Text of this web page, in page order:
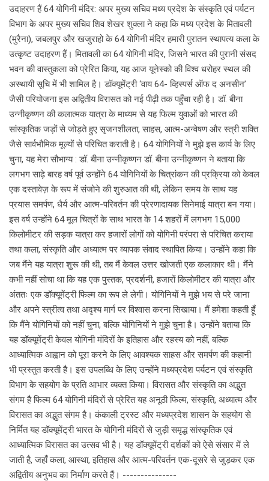
उदाहरण हैं 64 योगिनी मंदिर: अपर मुख्य सचिव मध्य प्रदेश के संस्कृति एवं पर्यटन
विभाग के अपर मुख्य सचिव शिव शेखर शुक्ला ने कहा कि मध्य प्रदेश के मितावली
(मुरैना), जबलपुर और खजुराहो के 64 योगिनी मंदिर हमारी पुरातन स्थापत्य कला के
उत्कृष्ट उदाहरण हैं। मितावली का 64 योगिनी मंदिर, जिसने भारत की पुरानी संसद
भवन की वास्तुकला को प्रेरित किया, यह आज यूनेस्को की विश्व धरोहर स्थल की
अस्थायी सूचि में भी शामिल है। डॉक्यूमेंट्री ‘वाय 64- व्हिस्पर्स ऑफ द अनसीन’
जैसी परियोजना इस अद्वितीय विरासत को नई पीढ़ी तक पहुँचा रही है। डॉ. बीना
उन्नीकृष्णन की कलात्मक यात्रा के माध्यम से यह फिल्म युवाओं को भारत की
सांस्कृतिक जड़ों से जोड़ते हुए सृजनशीलता, साहस, आत्म-अन्वेषण और स्त्री शक्ति
जैसे सार्वभौमिक मूल्यों से परिचित कराती है। 64 योगिनियों ने मुझे इस कार्य के लिए
चुना, यह मेरा सौभाग्य : डॉ. बीना उन्नीकृष्णन डॉ. बीना उन्नीकृष्णन ने बताया कि
लगभग साढ़े बारह वर्ष पूर्व उन्होंने 64 योगिनियों के चित्रांकन की प्रक्रिया को केवल
एक दस्तावेज़ के रूप में संजोने की शुरुआत की थी, लेकिन समय के साथ यह
प्रयास समर्पण, धैर्य और आत्म-परिवर्तन की प्रेरणादायक सिनेमाई यात्रा बन गया।
इस वर्ष उन्होंने 64 मूल चित्रों के साथ भारत के 14 शहरों में लगभग 15,000
किलोमीटर की सड़क यात्रा कर हजारों लोगों को योगिनी परंपरा से परिचित कराया
तथा कला, संस्कृति और अध्यात्म पर व्यापक संवाद स्थापित किया। उन्होंने कहा कि
जब मैंने यह यात्रा शुरू की थी, तब मैं केवल उत्तर खोजती एक कलाकार थी। मैंने
कभी नहीं सोचा था कि यह एक पुस्तक, प्रदर्शनी, हजारों किलोमीटर की यात्रा और
अंततः एक डॉक्यूमेंट्री फिल्म का रूप ले लेगी। योगिनियों ने मुझे भय से परे जाना
और अपने स्त्रीत्व तथा अदृश्य मार्ग पर विश्वास करना सिखाया। मैं हमेशा कहती हूँ
कि मैंने योगिनियों को नहीं चुना, बल्कि योगिनियों ने मुझे चुना है। उन्होंने बताया कि
यह डॉक्यूमेंट्री केवल योगिनी मंदिरों के इतिहास और रहस्य को नहीं, बल्कि
आध्यात्मिक आह्वान को पूरा करने के लिए आवश्यक साहस और समर्पण की कहानी
भी प्रस्तुत करती है। इस उपलब्धि के लिए उन्होंने मध्यप्रदेश पर्यटन एवं संस्कृति
विभाग के सहयोग के प्रति आभार व्यक्त किया। विरासत और संस्कृति का अद्भुत
संगम है फिल्म 64 योगिनी मंदिरों से प्रेरित यह अनूठी फिल्म, संस्कृति, अध्यात्म और
विरासत का अद्भुत संगम है। कंकाली ट्रस्ट और मध्यप्रदेश शासन के सहयोग से
निर्मित यह डॉक्यूमेंट्री भारत के योगिनी मंदिरों से जुड़ी समृद्ध सांस्कृतिक एवं
आध्यात्मिक विरासत का उत्सव भी है। यह डॉक्यूमेंट्री दर्शकों को ऐसे संसार में ले
जाती है, जहाँ कला, आस्था, इतिहास और आत्म-परिवर्तन एक-दूसरे से जुड़कर एक
अद्वितीय अनुभव का निर्माण करते हैं। ---------------